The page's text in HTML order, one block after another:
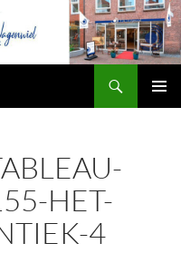
HET-
4